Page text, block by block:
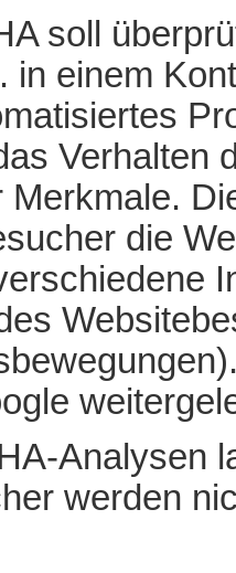
soll
in einem
Verhalten
die
Analysen
werden